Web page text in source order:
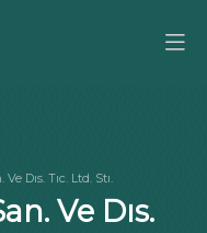
Dıs. Tıc. Ltd. Stı.
Ve Dıs.